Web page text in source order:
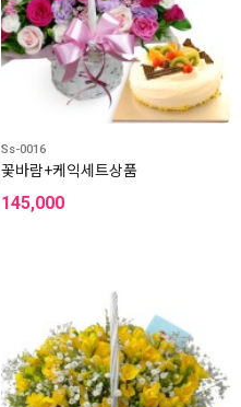
Ss-0016
꽃바람+케익세트상품
145,000